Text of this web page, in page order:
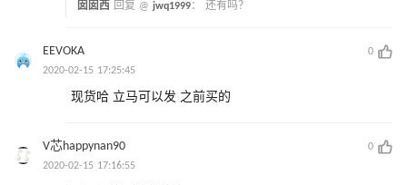
囡囡西 回复 @ jwq1999： 还有吗？
EEVOKA
0
2020-02-15 17:25:45
现货哈 立马可以发 之前买的
V芯happynan90
0
2020-02-15 17:16:55